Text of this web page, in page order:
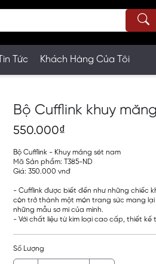
Tin Tức Khách Hàng Của Tôi
Bộ Cufflink khuy
550.000₫
Bộ Cufflink - Khuy măng sét nam
Mã Sản phẩm: T385-ND
Giá: 350.000 vnđ
- Cufflink được biết đến như những chiếc
còn trở thành một món trang sức mang
những mẫu sơ mi của mình.
- Với chất liệu từ kim loại cao cấp, thiết
Số Lượng